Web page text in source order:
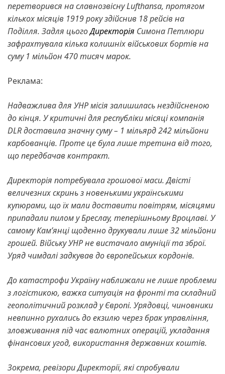
перетворився на славнозвісну Lufthansa, протягом
кількох місяців 1919 року здійснив 18 рейсів на
Поділля. Задля цьогоДиректорія Симона Петлюри
зафрахтувала кілька колишніх військових бортів на
суму 1 мільйон 470 тисяч марок.
Реклама:
Надважлива для УНР місія залишилась нездійсненою
до кінця. У критичні для республіки місяці компанія
DLR доставила значну суму – 1 мільярд 242 мільйони
карбованців. Проте це була лише третина від того,
що передбачав контракт.
Директорія потребувала грошової маси. Двісті
величезних скринь з новенькими українськими
купюрами, що їх мали доставити повітрям, місяцями
припадали пилом у Бреслау, теперішньому Вроцлаві. У
самому Кам’янці щоденно друкували лише 32 мільйони
грошей. Війську УНР не вистачало амуніції та зброї.
Уряд чимдалі задкував до європейських кордонів.
До катастрофи Україну наближали не лише проблеми
з логістикою, важка ситуація на фронті та складний
геополітичний розклад у Європі. Урядовці, чиновники
невпинно рухались до екзилю через брак управління,
зловживання під час валютних операцій, укладання
фінансових угод, використання державних коштів.
Зокрема, ревізори Директорії, які спробували